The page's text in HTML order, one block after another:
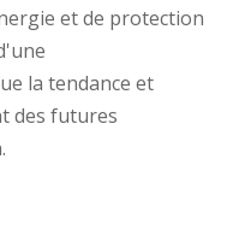
et de protection
la tendance et
des futures